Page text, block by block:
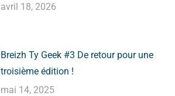
avril 18, 2026
Breizh Ty Geek #3 De retour pour une
troisième édition !
mai 14, 2025